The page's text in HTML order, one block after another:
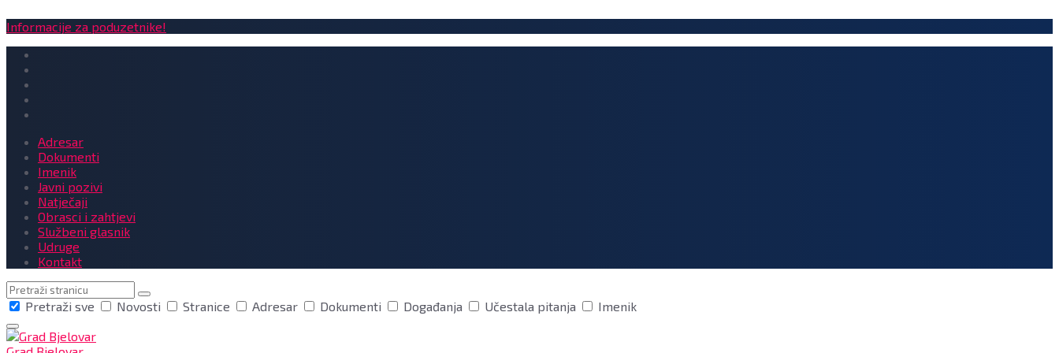
Informacije za poduzetnike!
Adresar
Dokumenti
Imenik
Javni pozivi
Natječaji
Obrasci i zahtjevi
Službeni glasnik
Udruge
Kontakt
Pretraga
Pretraži sve
Novosti Stranice Adresar Dokumenti Događanja Učestala pitanja Imenik